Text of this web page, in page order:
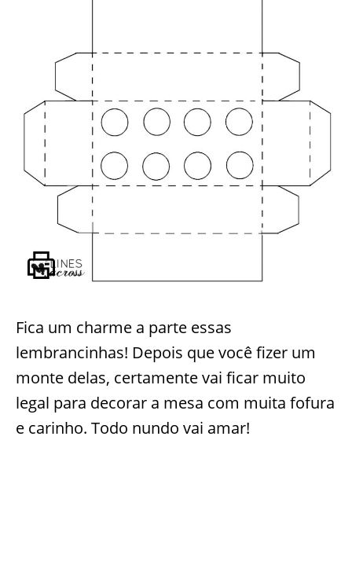
Fica um charme a parte essas
lembrancinhas! Depois que você fizer um
monte delas, certamente vai ficar muito
legal para decorar a mesa com muita fofura
e carinho. Todo nundo vai amar!